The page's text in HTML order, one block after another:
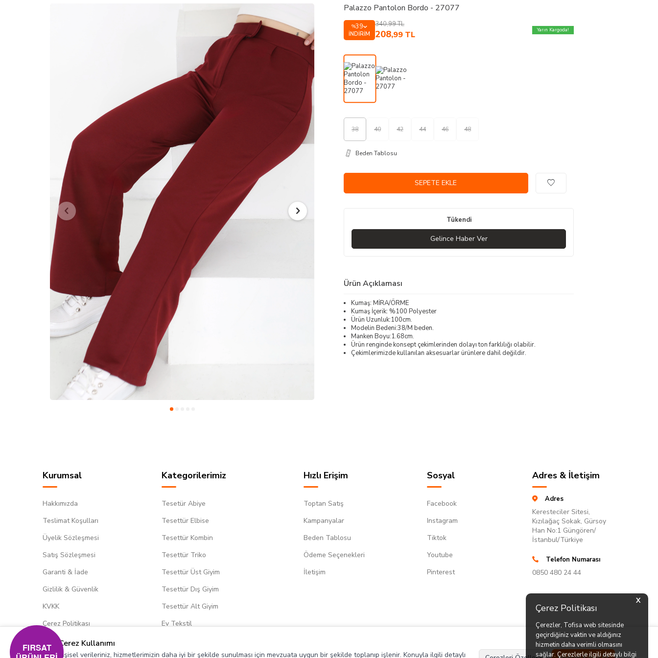
X
Çerez Politikası
Çerezler, Tofisa web sitesinde
geçirdiğiniz vaktin ve aldığınız
hizmetin daha verimli olmasını
sağlar. Çerezlerle ilgili detaylı bilgi
Palazzo Pantolon Bordo - 27077
%39
İNDIRIM
340,99TL
208,99 TL Yarın Kargoda!
38 40 42 44 46 48
Beden Tablosu
SEPETE EKLE
Tükendi
Gelince Haber Ver
Ürün Açıklaması
Kumaş: MİRA/ÖRME
Kumaş İçerik: %100 Polyester
Ürün Uzunluk:100cm.
Modelin Bedeni:38/M beden.
Manken Boyu:1.68cm.
Ürün renginde konsept çekimlerinden dolayı ton farklılığı olabilir.
Çekimlerimizde kullanılan aksesuarlar ürünlere dahil değildir.
Kurumsal
Hakkımızda
Teslimat Koşulları
Üyelik Sözleşmesi
Satış Sözleşmesi
Garanti & İade
Gizlilik & Güvenlik
KVKK
Çerez Politikası
Kategorilerimiz
Tesetür Abiye
Tesettür Elbise
Tesettür Kombin
Tesettür Triko
Tesettür Üst Giyim
Tesettür Dış Giyim
Tesettür Alt Giyim
Ev Tekstil
Hızlı Erişim
Toptan Satış
Kampanyalar
Beden Tablosu
Ödeme Seçenekleri
İletişim
Sosyal
Facebook
Instagram
Tiktok
Youtube
Pinterest
Adres & İletişim
Adres
Keresteciler Sitesi,
Kızılağaç Sokak, Gürsoy
Han No:1 Güngören/
İstanbul/Türkiye
Telefon Numarası
0850 480 24 44
Çerez Kullanımı
Kişisel verileriniz, hizmetlerimizin daha iyi bir şekilde sunulması için mevzuata uygun bir şekilde toplanıp işlenir. Konuyla ilgili detaylı
FIRSAT